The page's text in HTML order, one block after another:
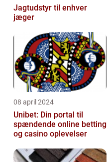
Jagtudstyr til enhver
jæger
08 april 2024
Unibet: Din portal til
spændende online betting
og casino oplevelser